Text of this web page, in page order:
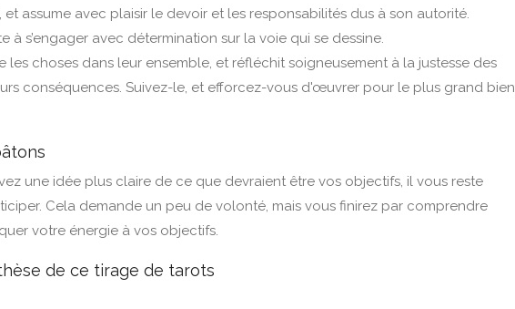
assume avec plaisir le devoir et les responsabilités dus à son autorité.
à s’engager avec détermination sur la voie qui se dessine.
les choses dans leur ensemble, et réfléchit soigneusement à la justesse des
conséquences. Suivez-le, et efforcez-vous d'œuvrer pour le plus grand bien
une idée plus claire de ce que devraient être vos objectifs, il vous reste
Cela demande un peu de volonté, mais vous finirez par comprendre
votre énergie à vos objectifs.
de ce tirage de tarots